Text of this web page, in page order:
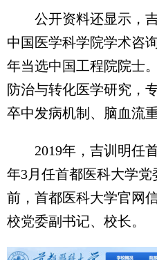
公开资料还显示，吉
中国医学科学院学术咨
年当选中国工程院院士
防治与转化医学研究，
卒中发病机制、脑血流
2019年，吉训明任首
年3月任首都医科大学党
前，首都医科大学官网
校党委副书记、校长。